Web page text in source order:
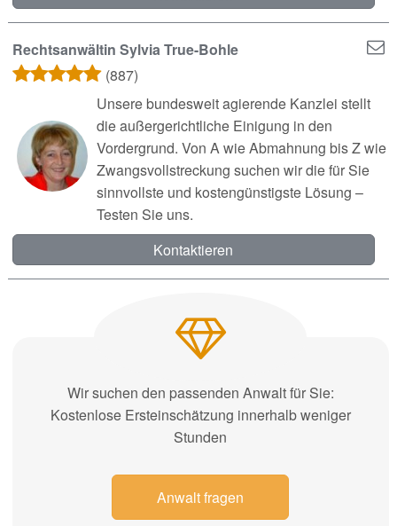
Rechtsanwältin Sylvia True-Bohle
(887)
Unsere bundesweit agierende Kanzlei stellt
die außergerichtliche Einigung in den
Vordergrund. Von A wie Abmahnung bis Z wie
Zwangsvollstreckung suchen wir die für Sie
sinnvollste und kostengünstigste Lösung –
Testen Sie uns.
Kontaktieren
Wir suchen den passenden Anwalt für Sie:
Kostenlose Ersteinschätzung innerhalb weniger
Stunden
Anwalt fragen